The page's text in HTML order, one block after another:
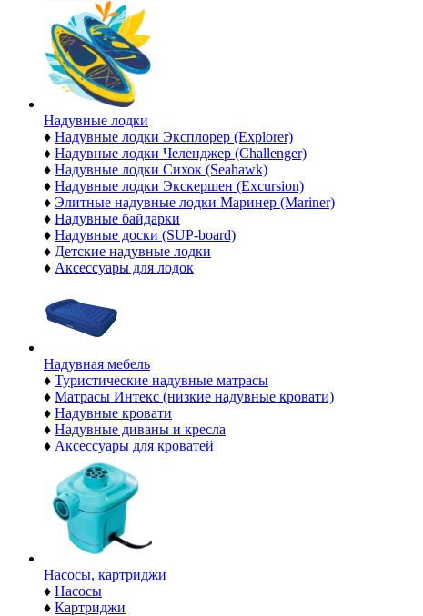
Надувные лодки
♦ Надувные лодки Эксплорер (Explorer)
♦ Надувные лодки Челенджер (Challenger)
♦ Надувные лодки Сихок (Seahawk)
♦ Надувные лодки Экскершен (Excursion)
♦ Элитные надувные лодки Маринер (Mariner)
♦ Надувные байдарки
♦ Надувные доски (SUP-board)
♦ Детские надувные лодки
♦ Аксессуары для лодок
Надувная мебель
♦ Туристические надувные матрасы
♦ Матрасы Интекс (низкие надувные кровати)
♦ Надувные кровати
♦ Надувные диваны и кресла
♦ Аксессуары для кроватей
Насосы, картриджи
♦ Насосы
♦ Картриджи